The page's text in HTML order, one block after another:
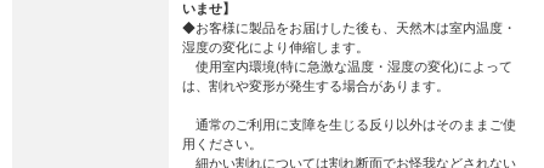
いませ】
◆お客様に製品をお届けした後も、天然木は室内温度・
湿度の変化により伸縮します。
使用室内環境(特に急激な温度・湿度の変化)によって
は、割れや変形が発生する場合があります。
通常のご利用に支障を生じる反り以外はそのままご使
用ください。
細かい割れについては割れ断面でお怪我などされない